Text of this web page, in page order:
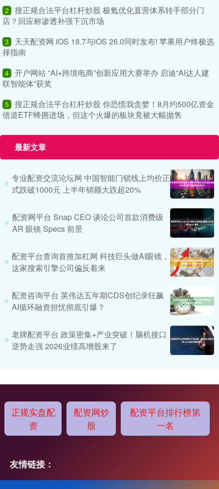
2
搜正规合法平台杠杆炒股 极氪优化直营体系转手部分门
店？回应称渗透补强下沉市场
3
天天配资网 iOS 18.7与iOS 26.0同时发布! 苹果用户终极选
择指南
4 开户网站 “AI+跨境电商”创新应用大赛举办 启迪“AI达人建
联智能体”获奖
5 搜正规合法平台杠杆炒股 你恐慌我贪婪！8月约500亿资金
借道ETF蜂拥进场，但这个火爆的板块竟被大幅抛售
最新文章
专业配资交流论坛网 中国智能门锁线上均价正
式跌破1000元 上半年销额大跌超20%
配资网平台 Snap CEO 谈论公司首款消费级
AR 眼镜 Specs 前景
配资平台查询首推加杠网 科技巨头做AI眼镜，
这家搜索引擎公司偏反着来
配资咨询平台 英伟达五年期CDS创纪录狂飙
AI循环融资担忧彻底引爆？
老牌配资平台 政策密集+产业突破！脑机接口
逆势走强 2026业绩高增股来了
正规实盘配
资
配资网炒
股
配资平台排行榜第
一名
友情链接：